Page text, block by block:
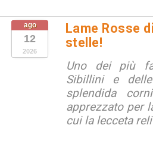
ago
12
2026
Lame Rosse
stelle!
Uno dei più
Sibillini e
splendida
apprezzato per
cui la lecceta